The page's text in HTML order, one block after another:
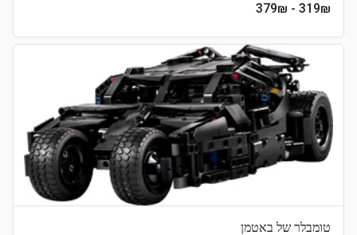
319₪
- 379₪
טומבלר של באטמן